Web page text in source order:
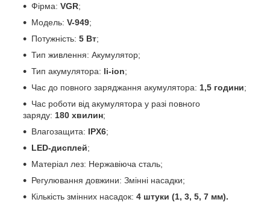
Фірма: VGR;
Модель: V-949;
Потужність: 5 Вт;
Тип живлення: Акумулятор;
Тип акумулятора: li-ion;
Час до повного заряджання акумулятора: 1,5 години;
Час роботи від акумулятора у разі повного
заряду: 180 хвилин;
Влагозащита: IPX6;
LED-дисплей;
Матеріал лез: Нержавіюча сталь;
Регулювання довжини: Змінні насадки;
Кількість змінних насадок: 4 штуки (1, 3, 5, 7 мм).